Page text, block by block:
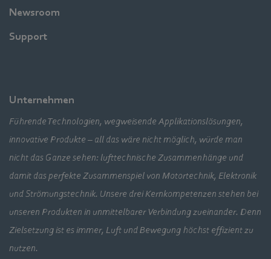
Newsroom
Support
Unternehmen
Führende Technologien, wegweisende Applikationslösungen,
innovative Produkte – all das wäre nicht möglich, würde man
nicht das Ganze sehen: lufttechnische Zusammenhänge und
damit das perfekte Zusammenspiel von Motortechnik, Elektronik
und Strömungstechnik. Unsere drei Kernkompetenzen stehen bei
unseren Produkten in unmittelbarer Verbindung zueinander. Denn
Zielsetzung ist es immer, Luft und Bewegung höchst effizient zu
nutzen.